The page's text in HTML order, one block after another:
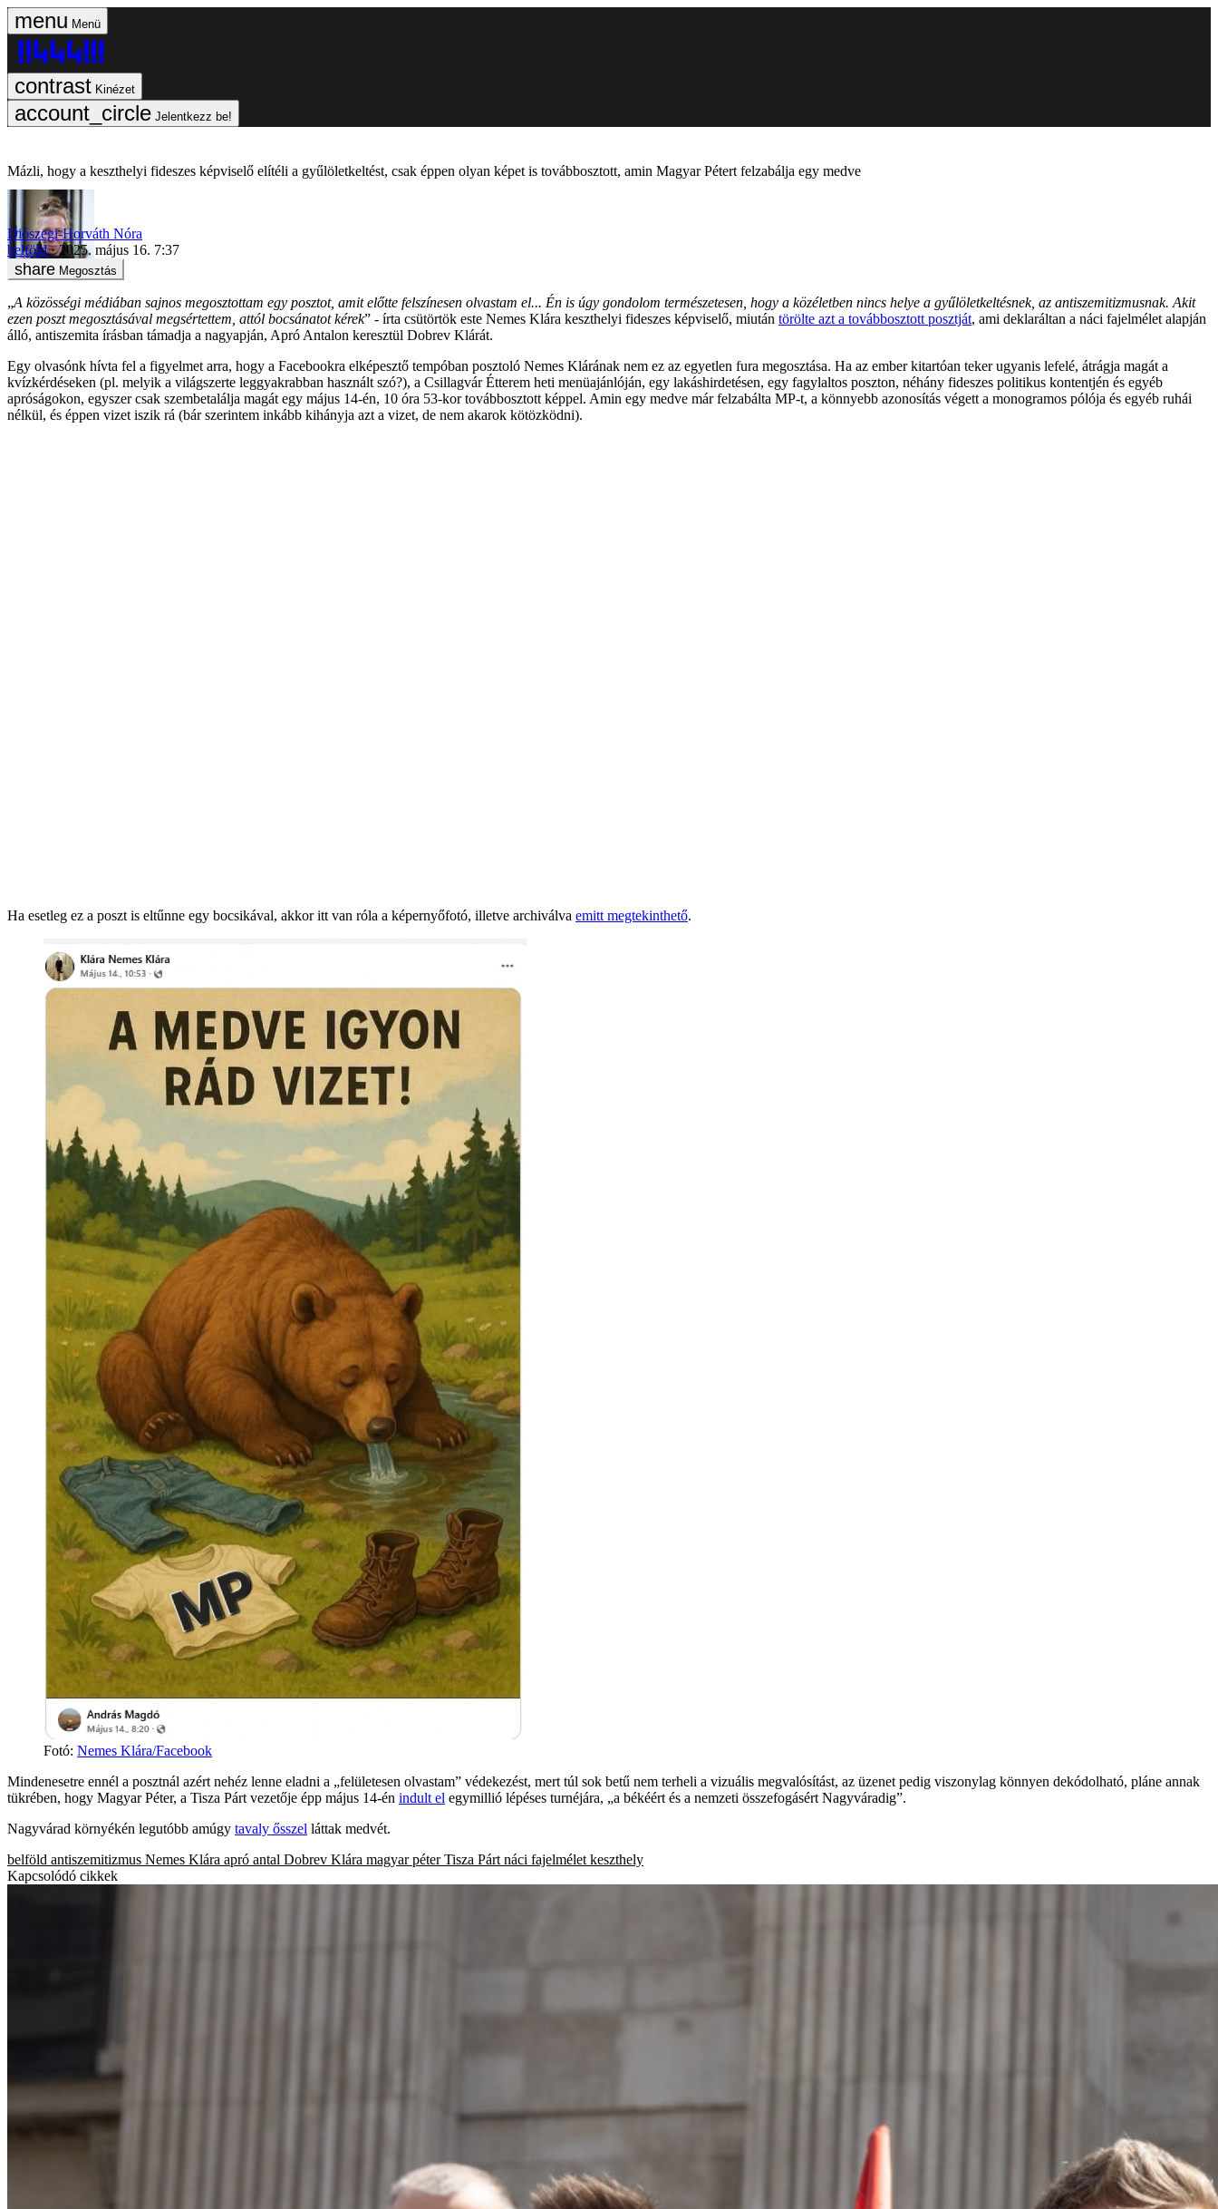
Menü
Kinézet
Jelentkezz be!
Mázli, hogy a keszthelyi fideszes képviselő elítéli a gyűlöletkeltést, csak éppen olyan képet is továbbosztott, amin Magyar Pétert felzabálja egy medve
Diószegi-Horváth Nóra
belföld
2025. május 16. 7:37
Megosztás
„A közösségi médiában sajnos megosztottam egy posztot, amit előtte felszínesen olvastam el... Én is úgy gondolom természetesen, hogy a közéletben nincs helye a gyűlöletkeltésnek, az antiszemitizmusnak. Akit
ezen poszt megosztásával megsértettem, attól bocsánatot kérek” - írta csütörtök este Nemes Klára keszthelyi fideszes képviselő, miután törölte azt a továbbosztott posztját, ami deklaráltan a náci fajelmélet alapján
álló, antiszemita írásban támadja a nagyapján, Apró Antalon keresztül Dobrev Klárát.
Egy olvasónk hívta fel a figyelmet arra, hogy a Facebookra elképesztő tempóban posztoló Nemes Klárának nem ez az egyetlen fura megosztása. Ha az ember kitartóan teker ugyanis lefelé, átrágja magát a
kvízkérdéseken (pl. melyik a világszerte leggyakrabban használt szó?), a Csillagvár Étterem heti menüajánlóján, egy lakáshirdetésen, egy fagylaltos poszton, néhány fideszes politikus kontentjén és egyéb
apróságokon, egyszer csak szembetalálja magát egy május 14-én, 10 óra 53-kor továbbosztott képpel. Amin egy medve már felzabálta MP-t, a könnyebb azonosítás végett a monogramos pólója és egyéb ruhái
nélkül, és éppen vizet iszik rá (bár szerintem inkább kihányja azt a vizet, de nem akarok kötözködni).
Ha esetleg ez a poszt is eltűnne egy bocsikával, akkor itt van róla a képernyőfotó, illetve archiválva emitt megtekinthető.
Fotó: Nemes Klára/Facebook
Mindenesetre ennél a posztnál azért nehéz lenne eladni a „felületesen olvastam” védekezést, mert túl sok betű nem terheli a vizuális megvalósítást, az üzenet pedig viszonylag könnyen dekódolható, pláne annak
tükrében, hogy Magyar Péter, a Tisza Párt vezetője épp május 14-én indult el egymillió lépéses turnéjára, „a békéért és a nemzeti összefogásért Nagyváradig”.
Nagyvárad környékén legutóbb amúgy tavaly ősszel láttak medvét.
belföld antiszemitizmus Nemes Klára apró antal Dobrev Klára magyar péter Tisza Párt náci fajelmélet keszthely
Kapcsolódó cikkek